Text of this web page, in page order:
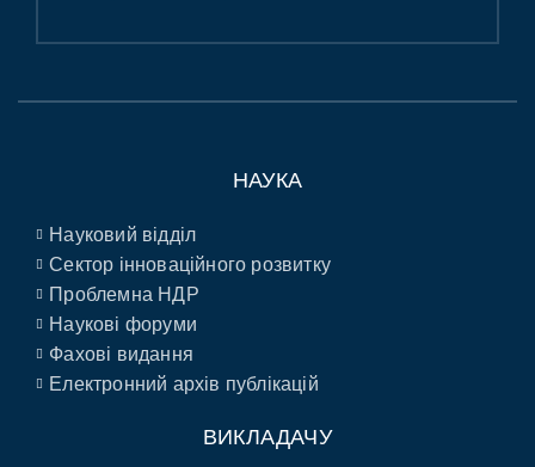
НАУКА
Науковий відділ
Сектор інноваційного розвитку
Проблемна НДР
Наукові форуми
Фахові видання
Електронний архів публікацій
ВИКЛАДАЧУ